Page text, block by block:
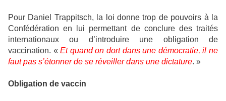
Pour Daniel Trappitsch, la loi donne trop de pouvoirs à la
Confédération en lui permettant de conclure des traités
internationaux ou d’introduire une obligation de
vaccination. «Et quand on dort dans une démocratie, il ne
faut pas s’étonner de se réveiller dans une dictature. »
Obligation de vaccin